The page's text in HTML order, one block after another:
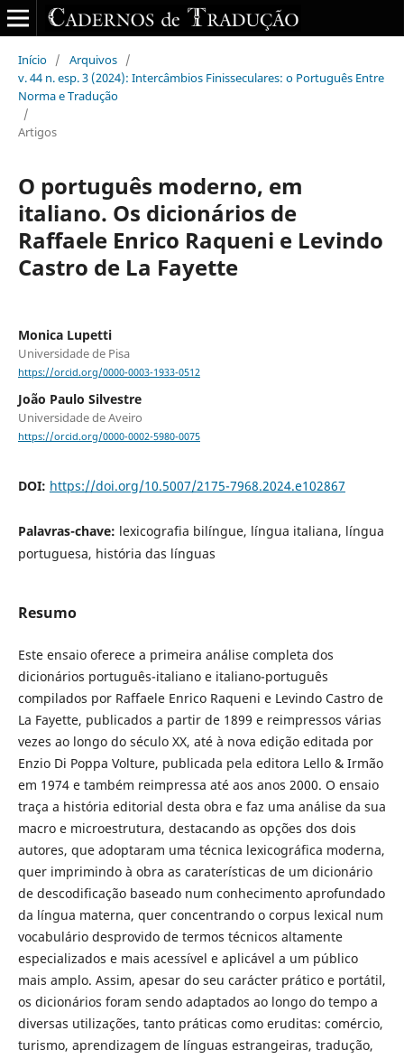
Início / Arquivos /
v. 44 n. esp. 3 (2024): Intercâmbios Finisseculares: o Português Entre
Norma e Tradução
/
Artigos
O português moderno, em
italiano. Os dicionários de
Raffaele Enrico Raqueni e Levindo
Castro de La Fayette
Monica Lupetti
Universidade de Pisa
https://orcid.org/0000-0003-1933-0512
João Paulo Silvestre
Universidade de Aveiro
https://orcid.org/0000-0002-5980-0075
DOI: https://doi.org/10.5007/2175-7968.2024.e102867
Palavras-chave: lexicografia bilíngue, língua italiana, língua
portuguesa, história das línguas
Resumo
Este ensaio oferece a primeira análise completa dos
dicionários português-italiano e italiano-português
compilados por Raffaele Enrico Raqueni e Levindo Castro de
La Fayette, publicados a partir de 1899 e reimpressos várias
vezes ao longo do século XX, até à nova edição editada por
Enzio Di Poppa Volture, publicada pela editora Lello & Irmão
em 1974 e também reimpressa até aos anos 2000. O ensaio
traça a história editorial desta obra e faz uma análise da sua
macro e microestrutura, destacando as opções dos dois
autores, que adoptaram uma técnica lexicográfica moderna,
quer imprimindo à obra as caraterísticas de um dicionário
de descodificação baseado num conhecimento aprofundado
da língua materna, quer concentrando o corpus lexical num
vocabulário desprovido de termos técnicos altamente
especializados e mais acessível e aplicável a um público
mais amplo. Assim, apesar do seu carácter prático e portátil,
os dicionários foram sendo adaptados ao longo do tempo a
diversas utilizações, tanto práticas como eruditas: comércio,
turismo, aprendizagem de línguas estrangeiras, tradução,